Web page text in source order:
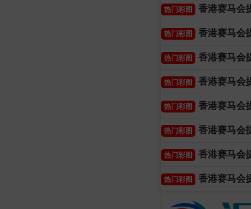
热门彩图 香港赛马会
热门彩图 香港赛马会
热门彩图 香港赛马会
热门彩图 香港赛马会
热门彩图 香港赛马会
热门彩图 香港赛马会
热门彩图 香港赛马会
热门彩图 香港赛马会